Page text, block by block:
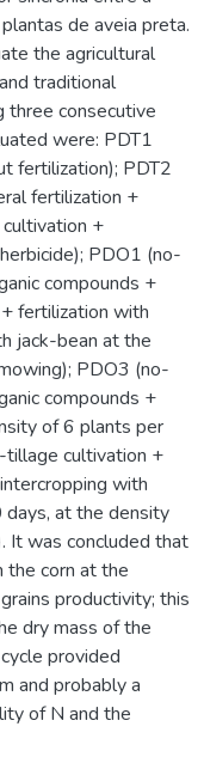
de aveia preta.
the agricultural
traditional
consecutive
were: PDT1
fertilization); PDT2
fertilization +
+
PDO1 (no-
compounds +
fertilization with
jack-bean at the
PDO3 (no-
compounds +
of 6 plants per
tillage cultivation +
with
days, at the density
It was concluded that
the corn at the
productivity; this
dry mass of the
provided
and probably a
of N and the